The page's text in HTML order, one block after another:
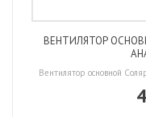
ВЕНТИЛЯТОР
Вентилятор основной